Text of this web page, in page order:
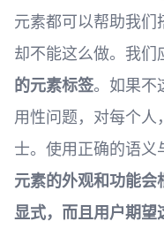
元素都可以帮助我
却不能这么做。我们
的元素标签。如果不
用性问题，对每个
士。使用正确的语
元素的外观和功能
显式，而且用户期望